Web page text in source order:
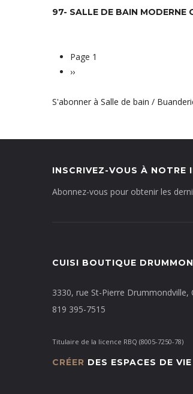
97- SALLE DE BAIN MODERNE
Pagination
Page 1
Page
››
S'abonner à Salle de bain /
INSCRIVEZ-VOUS À NOTRE
Abonnez-vous pour obtenir les
CUISI BOUTIQUE
3330, rue St-Pierre Drummondville,
819 395-7515
Titulaire de la licence RBQ (8005-7250-78)
CRÉER DES ESPACES DE VIE